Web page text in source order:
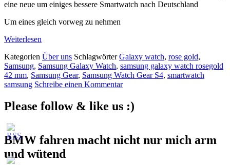
eine neue um einiges bessere Smartwatch nach Deutschland
Um eines gleich vorweg zu nehmen
Weiterlesen
Kategorien Über uns SchlagwörterGalaxy watch, rose gold,
Samsung, Samsung Galaxy Watch, samsung galaxy watch rosegold
42 mm, Samsung Gear, Samsung Watch Gear S4, smartwatch
samsung Schreibe einen Kommentar
Please follow & like us :)
BMW fahren macht nicht nur mich arm
und wütend